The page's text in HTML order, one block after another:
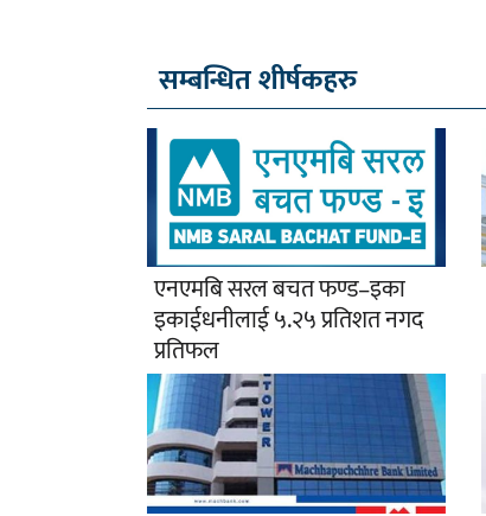
सम्बन्धित शीर्षकहरु
एनएमबि सरल बचत फण्ड–इका
इकाईधनीलाई ५.२५ प्रतिशत नगद
प्रतिफल